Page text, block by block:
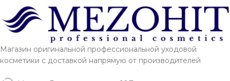
Магазин оригинальной профессиональной уходовой
косметики с доставкой напрямую от производителей